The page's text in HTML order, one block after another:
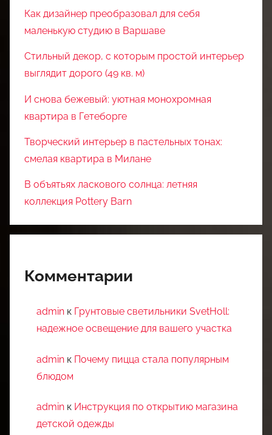
Как дизайнер преобразовал для себя
маленькую студию в Варшаве
Стильный декор, с которым простой интерьер
выглядит дорого (49 кв. м)
И снова бежевый: уютная монохромная
квартира в Гетеборге
Творческий интерьер в пастельных тонах:
смелая квартира в Милане
В объятьях ласкового солнца: летняя
коллекция Pottery Barn
Комментарии
admin к Грунтовые светильники SvetHoll:
надежное освещение для вашего участка
admin к Почему пицца стала популярным
блюдом
admin к Инструкция по открытию магазина
детской одежды